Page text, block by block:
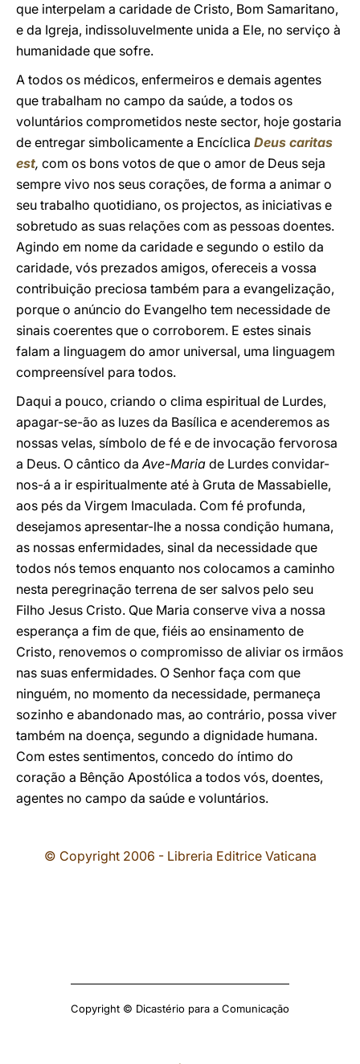
que interpelam a caridade de Cristo, Bom Samaritano,
e da Igreja, indissoluvelmente unida a Ele, no serviço à
humanidade que sofre.
A todos os médicos, enfermeiros e demais agentes
que trabalham no campo da saúde, a todos os
voluntários comprometidos neste sector, hoje gostaria
de entregar simbolicamente a Encíclica Deus caritas
est, com os bons votos de que o amor de Deus seja
sempre vivo nos seus corações, de forma a animar o
seu trabalho quotidiano, os projectos, as iniciativas e
sobretudo as suas relações com as pessoas doentes.
Agindo em nome da caridade e segundo o estilo da
caridade, vós prezados amigos, ofereceis a vossa
contribuição preciosa também para a evangelização,
porque o anúncio do Evangelho tem necessidade de
sinais coerentes que o corroborem. E estes sinais
falam a linguagem do amor universal, uma linguagem
compreensível para todos.
Daqui a pouco, criando o clima espiritual de Lurdes,
apagar-se-ão as luzes da Basílica e acenderemos as
nossas velas, símbolo de fé e de invocação fervorosa
a Deus. O cântico daAve-Maria de Lurdes convidar-
nos-á a ir espiritualmente até à Gruta de Massabielle,
aos pés da Virgem Imaculada. Com fé profunda,
desejamos apresentar-lhe a nossa condição humana,
as nossas enfermidades, sinal da necessidade que
todos nós temos enquanto nos colocamos a caminho
nesta peregrinação terrena de ser salvos pelo seu
Filho Jesus Cristo. Que Maria conserve viva a nossa
esperança a fim de que, fiéis ao ensinamento de
Cristo, renovemos o compromisso de aliviar os irmãos
nas suas enfermidades. O Senhor faça com que
ninguém, no momento da necessidade, permaneça
sozinho e abandonado mas, ao contrário, possa viver
também na doença, segundo a dignidade humana.
Com estes sentimentos, concedo do íntimo do
coração a Bênção Apostólica a todos vós, doentes,
agentes no campo da saúde e voluntários.
© Copyright 2006 - Libreria Editrice Vaticana
Copyright © Dicastério para a Comunicação